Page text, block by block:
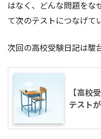
はなく、どんな問題をな
て次のテストにつなげて
次回の高校受験日記は駿
【高校
テスト